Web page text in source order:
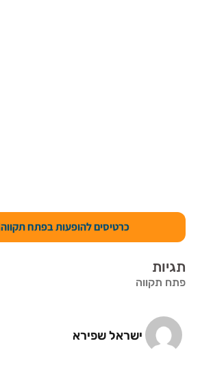
כרטיסים להופעות בפתח תקווה
תגיות
פתח תקווה
ישראל שפירא